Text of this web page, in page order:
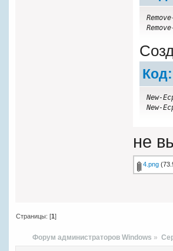
Код:
New-
New-
не
4.png
Страницы: [1]
Форум администраторов Windows »